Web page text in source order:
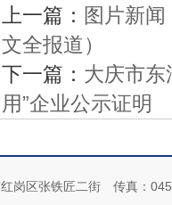
上一篇： 图片新
文全报道）
下一篇： 大庆市东
用”企业公示证明
红岗区张铁匠二街 传真：